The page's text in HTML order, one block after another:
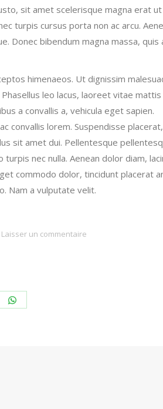
sit amet scelerisque magna erat
turpis cursus porta non ac arcu.
Donec bibendum magna massa, quis
himenaeos. Ut dignissim
leo lacus, laoreet vitae mattis
a convallis a, vehicula eget sapien.
convallis lorem. Suspendisse
sit amet dui. Pellentesque
nec nulla. Aenean dolor diam,
commodo dolor, tincidunt placerat
Nam a vulputate velit.
Laisser un commentaire
Partager